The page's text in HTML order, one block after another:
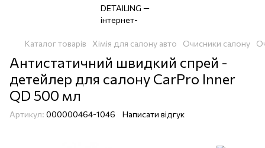
Каталог товарів Хімія для салону авто Очисники салону
Антистатичний швидкий спрей -
детейлер для салону CarPro Inner
QD 500 мл
Артикул: 000000464-1046 Написати відгук